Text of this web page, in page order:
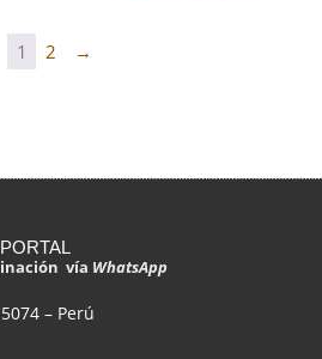
1 2 →
vía WhatsApp
– Perú